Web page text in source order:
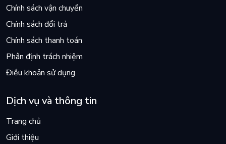
Chính sách vận chuyển
Chính sách đổi trả
Chính sách thanh toán
Phân định trách nhiệm
Điều khoản sử dụng
Dịch vụ và thông tin
Trang chủ
Giới thiệu